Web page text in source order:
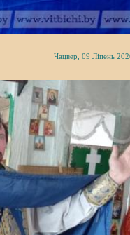
Чацвер, 09 Ліпень